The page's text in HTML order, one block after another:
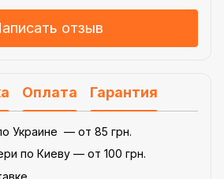
отзыв
Оплата Гарантия
Украине — от 85 грн.
по Киеву — от 100 грн.